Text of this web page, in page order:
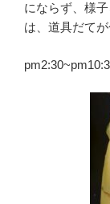
にならず、様
は、道具だて